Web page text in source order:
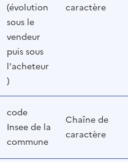
(évolution
sous le
vendeur
puis sous
l'acheteur
)
caractère
code
Insee de la
commune
Chaîne de
caractère